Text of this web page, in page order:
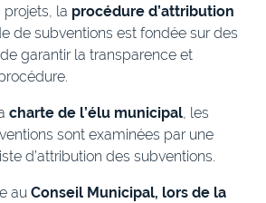
projets, la procédure d’attribution
de subventions est fondée sur des
garantir la transparence et
charte de l’élu municipal, les
sont examinées par une
d’attribution des subventions.
au Conseil Municipal, lors de la